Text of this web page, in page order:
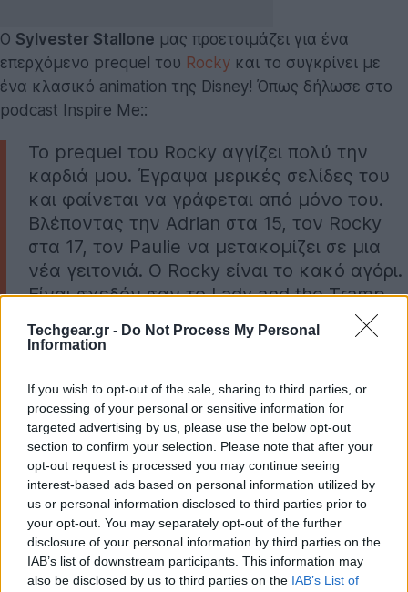
Techgear.gr - Do Not Process My Personal
Information
If you wish to opt-out of the sale, sharing to third parties, or
processing of your personal or sensitive information for
targeted advertising by us, please use the below opt-out
section to confirm your selection. Please note that after your
opt-out request is processed you may continue seeing
interest-based ads based on personal information utilized by
us or personal information disclosed to third parties prior to
your opt-out. You may separately opt-out of the further
disclosure of your personal information by third parties on the
IAB’s list of downstream participants. This information may
also be disclosed by us to third parties on the IAB’s List of
Ο Sylvester Stallone μας προετοιμάζει για ένα
επερχόμενο prequel του Rocky και το συγκρίνει με
ένα κλασικό animation της Disney! Όπως δήλωσε στο
podcast Inspire Me::
Το prequel του Rocky αγγίζει πολύ την
καρδιά μου. Έγραψα μερικές σελίδες του
και φαίνεται να γράφεται από μόνο του.
Βλέποντας την Adrian στα 15, τον Rocky
στα 17, τον Paulie να μετακομίζει σε μια
νέα γειτονιά. Ο Rocky είναι το κακό αγόρι.
Είναι σχεδόν σαν το Lady and the Tramp
αληθινούς ανθρώπους. Θα είναι υπέροχο.
από το Rocky II, η σύζυγός του), την οποία υποδυόταν
η Talia Shire στις αρχικές ταινίες, ενώ ο Paulie είναι ο
μεγαλύτερος αδελφός της Adrian και καλύτερος φίλος
του Rocky, τον οποίο υποδυόταν ο Burt Young. Ο
Σταλόνε ήταν 29 ετών όταν κυκλοφόρησε η πρώτη
ταινία Rocky, οπότε φαίνεται ότι το prequel θα
διαδραματίζεται περίπου 10 χρόνια πριν από τα
γεγονότα της ταινίας του 1976. Και, με βάση τη
σύγκριση του με το Lady and the Tramp, φαίνεται ότι